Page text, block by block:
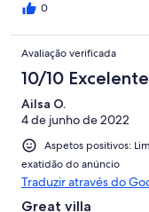
0
Avaliação verificada
10/10 Excelente
Ailsa O.
4 de junho de 2022
Aspetos positivos:
exatidão do anúncio
Traduzir através do
Great villa